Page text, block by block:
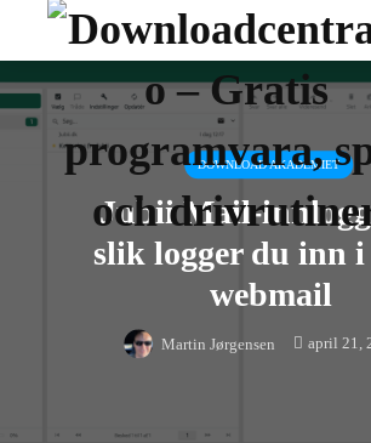
DOWNLOAD AKADEMIET
Jubii Mail-
slik logger du inn
webmail
Martin Jørgensen april 21,